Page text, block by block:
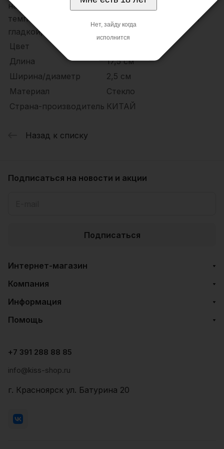
нагревается и охлаждается для экспериментов с
температурой. Очень прост в уходе благодаря
гладкой, непористой поверхности.
Цвет
Длина
17,5 см
Ширина/диаметр
2,5 см
Материал
Стекло
Страна-производитель КИТАЙ
Назад к списку
Подписаться на новости и акции
Подписаться
Интернет-магазин
Компания
Информация
Помощь
+7 391 288 88 85
info@kiss-shop.ru
г. Красноярск ул. Батурина 20
Нет, зайду когда
исполнится